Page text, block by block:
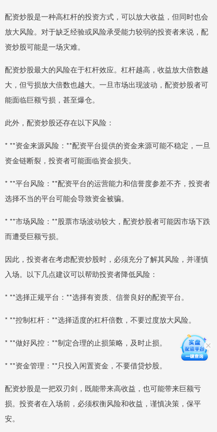
配资炒股是一种高杠杆的投资方式，可以放大收益，但同时也会
放大风险。对于缺乏经验或风险承受能力较弱的投资者来说，配
资炒股可能是一场灾难。
配资炒股最大的风险在于杠杆效应。杠杆越高，收益放大倍数越
大，但亏损放大倍数也越大。一旦市场出现波动，配资炒股者可
能面临巨额亏损，甚至爆仓。
此外，配资炒股还存在以下风险：
* **资金来源风险：**配资平台提供的资金来源可能不稳定，一旦
资金链断裂，投资者可能面临资金损失。
* **平台风险：**配资平台的运营能力和信誉度参差不齐，投资者
选择不当的平台可能会导致资金被骗。
* **市场风险：**股票市场波动较大，配资炒股者可能因市场下跌
而遭受巨额亏损。
因此，投资者在考虑配资炒股时，必须充分了解其风险，并谨慎
入场。以下几点建议可以帮助投资者降低风险：
* **选择正规平台：**选择有资质、信誉良好的配资平台。
* **控制杠杆：**选择适度的杠杆倍数，不要过度放大风险。
* **做好风控：**制定合理的止损策略，及时止损。
* **资金管理：**只投入闲置资金，不要借贷炒股。
配资炒股是一把双刃剑，既能带来高收益，也可能带来巨额亏
损。投资者在入场前，必须权衡风险和收益，谨慎决策，保平
安。